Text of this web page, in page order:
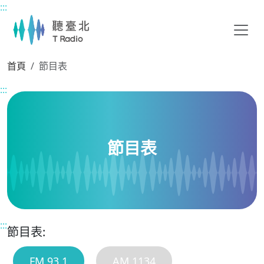
主要內容區塊
:::
首頁
節目表
:::
節目表
:::節目表:
FM 93.1 AM 1134